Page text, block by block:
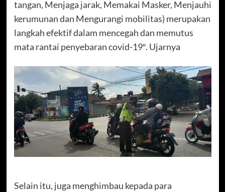
tangan, Menjaga jarak, Memakai Masker, Menjauhi
kerumunan dan Mengurangi mobilitas) merupakan
langkah efektif dalam mencegah dan memutus
mata rantai penyebaran covid-19″. Ujarnya
Selain itu, juga menghimbau kepada para